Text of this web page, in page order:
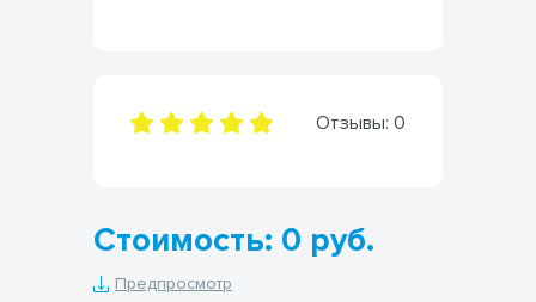
Отзывы: 0
Стоимость: 0 руб.
Предпросмотр